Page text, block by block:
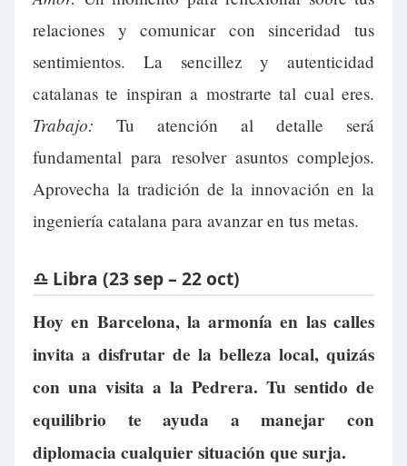
relaciones y comunicar con sinceridad tus
sentimientos. La sencillez y autenticidad
catalanas te inspiran a mostrarte tal cual eres.
Trabajo: Tu atención al detalle será
fundamental para resolver asuntos complejos.
Aprovecha la tradición de la innovación en la
ingeniería catalana para avanzar en tus metas.
♎ Libra (23 sep – 22 oct)
Hoy en Barcelona, la armonía en las calles
invita a disfrutar de la belleza local, quizás
con una visita a la Pedrera. Tu sentido de
equilibrio te ayuda a manejar con
diplomacia cualquier situación que surja.